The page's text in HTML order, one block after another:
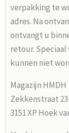
verpakking te
adres. Na
ontvangt u
retour.
kunnen niet
Magazijn HMDH
Zekkenstraat
3151 XP Hoek